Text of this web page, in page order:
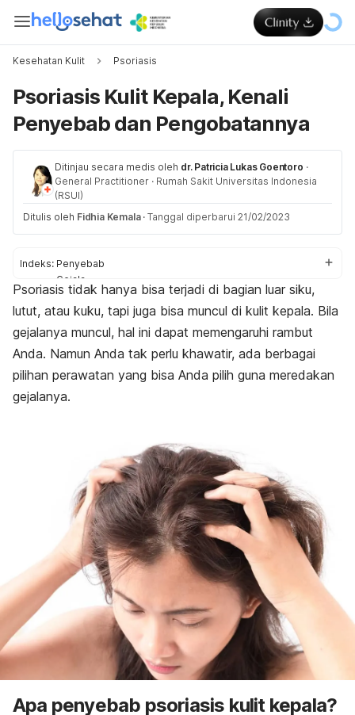
Kesehatan Kulit Psoriasis
Psoriasis Kulit Kepala, Kenali
Penyebab dan Pengobatannya
Ditinjau secara medis oleh dr. Patricia Lukas Goentoro ·
General Practitioner · Rumah Sakit Universitas Indonesia
(RSUI)
Ditulis oleh Fidhia Kemala · Tanggal diperbarui 21/02/2023
Indeks: Penyebab
Gejala
Risiko rambut rontok
Pengobatan
Psoriasis tidak hanya bisa terjadi di bagian luar siku,
lutut, atau kuku, tapi juga bisa muncul di kulit kepala. Bila
gejalanya muncul, hal ini dapat memengaruhi rambut
Anda. Namun Anda tak perlu khawatir, ada berbagai
pilihan perawatan yang bisa Anda pilih guna meredakan
gejalanya.
Apa penyebab psoriasis kulit kepala?